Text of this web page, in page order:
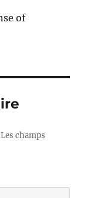
of
Les champs